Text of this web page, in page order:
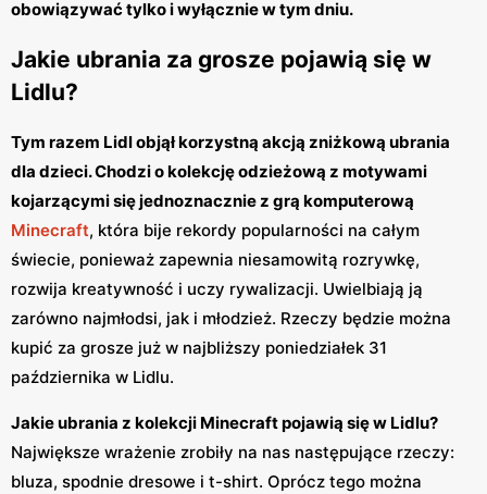
obowiązywać tylko i wyłącznie w tym dniu.
Jakie ubrania za grosze pojawią się w
Lidlu?
Tym razem Lidl objął korzystną akcją zniżkową ubrania
dla dzieci. Chodzi o kolekcję odzieżową z motywami
kojarzącymi się jednoznacznie z grą komputerową
Minecraft, która bije rekordy popularności na całym
świecie, ponieważ zapewnia niesamowitą rozrywkę,
rozwija kreatywność i uczy rywalizacji. Uwielbiają ją
zarówno najmłodsi, jak i młodzież. Rzeczy będzie można
kupić za grosze już w najbliższy poniedziałek 31
października w Lidlu.
Jakie ubrania z kolekcji Minecraft pojawią się w Lidlu?
Największe wrażenie zrobiły na nas następujące rzeczy:
bluza, spodnie dresowe i t-shirt. Oprócz tego można